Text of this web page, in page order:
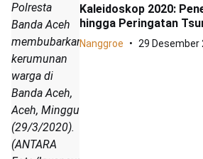
Polresta
Banda Aceh
membubarkan
kerumunan
warga di
Banda Aceh,
Aceh, Minggu
(29/3/2020).
(ANTARA
Kaleidoskop 2020:
hingga Peringatan
Nanggroe 29 Desember